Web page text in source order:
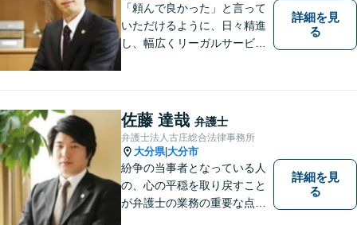
「頼んで良かった」と言って
いただけるように、日々精進
し、幅広くリーガルサービス
詳細を見
る
佐藤 達哉 弁護士
弁護士法人古庄総合法律事務所
大分県|大分市
紛争の当事者となっている人
の、心の平穏を取り戻すこと
が弁護士の業務の重要な点と
詳細を見
る